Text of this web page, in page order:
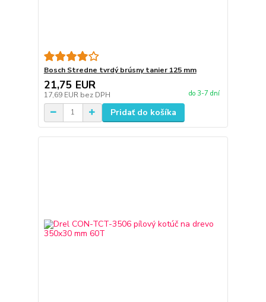
Bosch Stredne tvrdý brúsny tanier 125 mm
21,75 EUR
17,69 EUR bez DPH do 3-7 dní
Pridať do košíka